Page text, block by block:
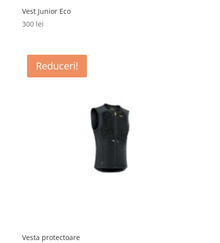
Vest Junior Eco
300 lei
Reduceri!
Vesta protectoare